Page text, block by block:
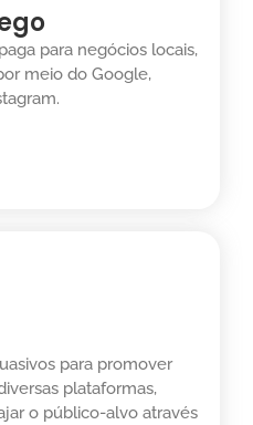
para negócios locais,
meio do Google,
para promover
plataformas,
o público-alvo através